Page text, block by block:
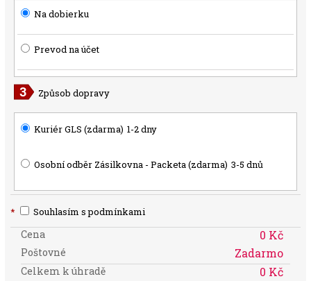
Na dobierku
Prevod na účet
Způsob dopravy
Kuriér GLS (zdarma) 1-2 dny
Osobní odběr Zásilkovna - Packeta (zdarma) 3-5 dnů
* Souhlasím s podmínkami
Cena 0 Kč
Poštovné Zadarmo
Celkem k úhradě 0 Kč